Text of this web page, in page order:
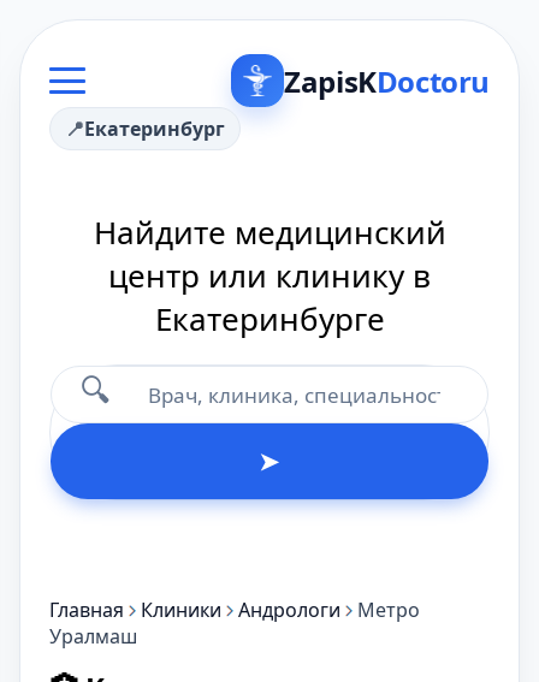
ZapisKDoctoru
Екатеринбург
Найдите медицинский
центр или клинику в
Екатеринбурге
🔍
➤
Главная Клиники Андрологи
Метро
Уралмаш